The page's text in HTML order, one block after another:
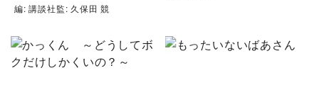
編: 講談社監: 久保田 競